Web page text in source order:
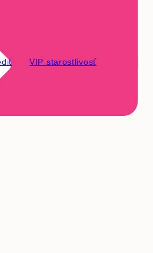
VIP starostlivosť